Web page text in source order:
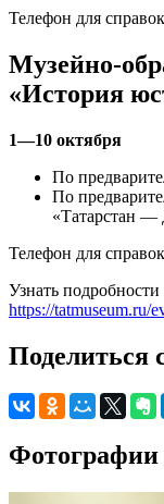
Телефон для
Музейно-
«История
1—10 октября
По
По
«Татарстан —
Телефон для
Узнать
https://tatmuseum.ru/
Поделиться
Фотографии